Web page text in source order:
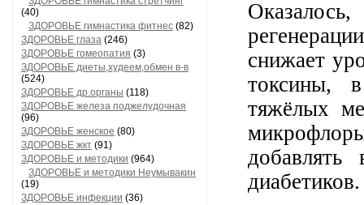
(40)
ЗДОРОВЬЕ гимнастика фитнес (82)
ЗДОРОВЬЕ глаза (246)
ЗДОРОВЬЕ гомеопатия (3)
ЗДОРОВЬЕ диеты,худеем,обмен в-в
(524)
ЗДОРОВЬЕ др.органы (118)
ЗДОРОВЬЕ железа поджелудочная
(96)
ЗДОРОВЬЕ женское (80)
ЗДОРОВЬЕ жкт (91)
ЗДОРОВЬЕ и методики (964)
ЗДОРОВЬЕ и методики Неумывакин
(19)
ЗДОРОВЬЕ инфекции (36)
снижает
токсины,
тяжёлых
диабетиков.